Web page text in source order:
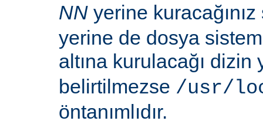
NN yerine
yerine de dosya
altına kurulacağı dizin
belirtilmezse /usr/
öntanımlıdır.